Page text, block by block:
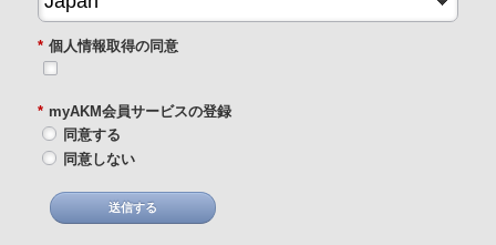
* 個人情報取得の同意
* myAKM会員サービスの登録
同意する
同意しない
送信する